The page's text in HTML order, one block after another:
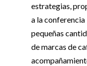
estrategias,
a la
pequeñas
de marcas de